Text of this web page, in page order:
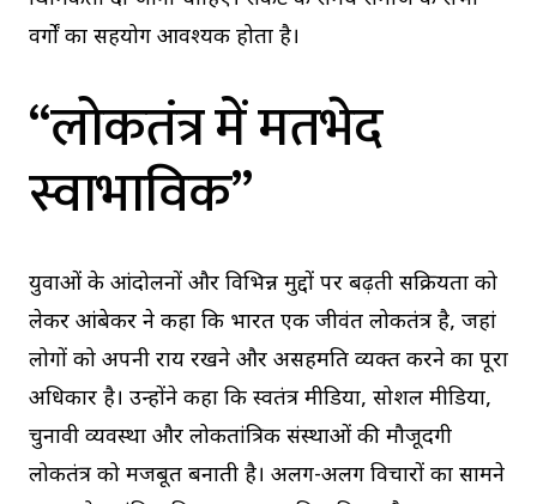
वर्गों का सहयोग आवश्यक होता है।
“लोकतंत्र में मतभेद
स्वाभाविक”
युवाओं के आंदोलनों और विभिन्न मुद्दों पर बढ़ती सक्रियता को
लेकर आंबेकर ने कहा कि भारत एक जीवंत लोकतंत्र है, जहां
लोगों को अपनी राय रखने और असहमति व्यक्त करने का पूरा
अधिकार है। उन्होंने कहा कि स्वतंत्र मीडिया, सोशल मीडिया,
चुनावी व्यवस्था और लोकतांत्रिक संस्थाओं की मौजूदगी
लोकतंत्र को मजबूत बनाती है। अलग-अलग विचारों का सामने